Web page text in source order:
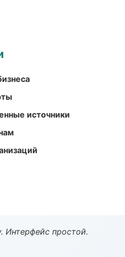
источники
Интерфейс простой.